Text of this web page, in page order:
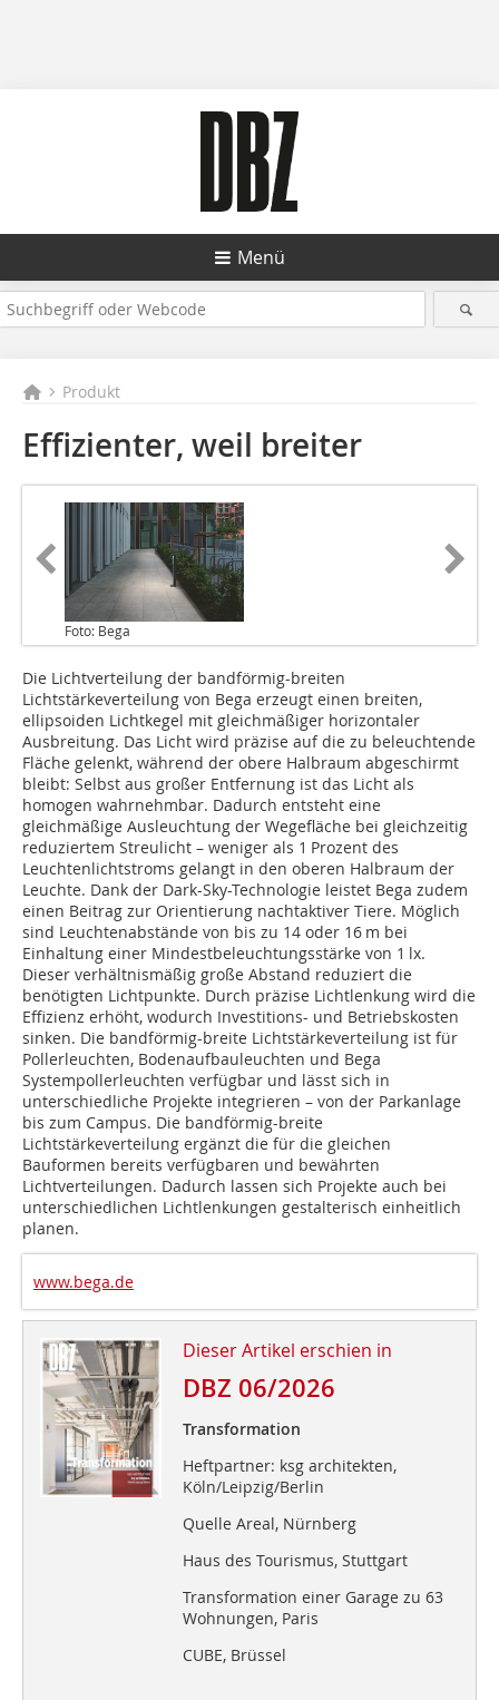
Menü
Produkt
Effizienter, weil breiter
Foto: Bega
Die Lichtverteilung der bandförmig-breiten
Lichtstärkeverteilung von Bega erzeugt einen breiten,
ellipsoiden Lichtkegel mit gleichmäßiger horizontaler
Ausbreitung. Das Licht wird präzise auf die zu beleuchtende
Fläche gelenkt, während der obere Halbraum abgeschirmt
bleibt: Selbst aus großer Entfernung ist das Licht als
homogen wahrnehmbar. Dadurch entsteht eine
gleichmäßige Ausleuchtung der Wegefläche bei gleichzeitig
reduziertem Streulicht – weniger als 1 Prozent des
Leuchtenlichtstroms gelangt in den oberen Halbraum der
Leuchte. Dank der Dark-Sky-­Technologie leistet Bega zudem
einen Beitrag zur ­Orientierung nachtaktiver Tiere. Möglich
sind Leuchtenabstände von bis zu 14 oder 16 m bei
Einhaltung einer Mindestbeleuchtungsstärke von 1 lx.
Dieser verhältnismäßig große Abstand reduziert die
benötigten Lichtpunkte. Durch präzise Lichtlenkung wird die
Effizienz erhöht, wodurch Investitions- und Betriebskosten
sinken. Die ­bandförmig-breite Lichtstärkeverteilung ist für
Pollerleuchten, Bodenaufbauleuchten und Bega
Systempollerleuchten verfügbar und lässt sich in
unterschiedliche Projekte integrieren – von der Parkanlage
bis zum Campus. Die bandförmig-breite
Lichtstärkeverteilung ergänzt die für die gleichen
Bauformen bereits verfügbaren und bewährten
Lichtverteilungen. Dadurch lassen sich Projekte auch bei
unterschiedlichen Lichtlenkungen gestalterisch einheitlich
planen.
www.bega.de
Dieser Artikel erschien in
DBZ 06/2026
Transformation
Heftpartner: ksg architekten,
Köln/Leipzig/Berlin
Quelle Areal, Nürnberg
Haus des Tourismus, Stuttgart
Transformation einer Garage zu 63
Wohnungen, Paris
CUBE, Brüssel